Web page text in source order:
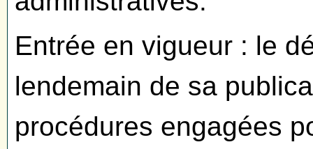
Entrée en vigueur : le
lendemain de sa
procédures engagées